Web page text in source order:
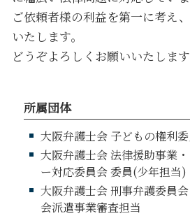
ご依頼者様の利益を第一に考え
いたします。
どうぞよろしくお願いいたします
所属団体
大阪弁護士会 子どもの権利
大阪弁護士会 法律援助事業
ー対応委員会 委員(少年担当)
大阪弁護士会 刑事弁護委員
会派遣事業審査担当